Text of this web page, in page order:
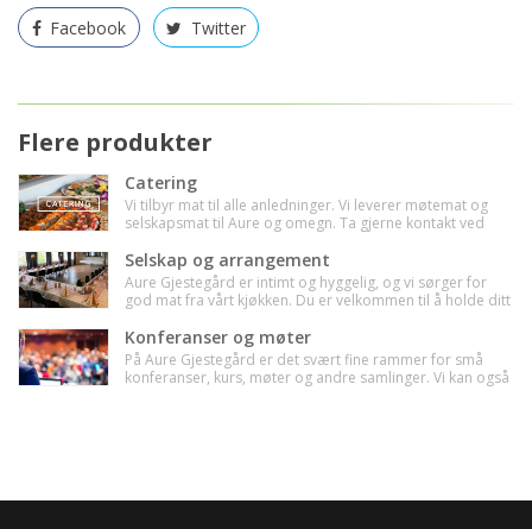
Facebook Twitter
Flere produkter
Catering
Vi tilbyr mat til alle anledninger. Vi leverer møtemat og
selskapsmat til Aure og omegn. Ta gjerne kontakt ved
Selskap og arrangement
Aure Gjestegård er intimt og hyggelig, og vi sørger for
god mat fra vårt kjøkken. Du er velkommen til å holde ditt
Konferanser og møter
På Aure Gjestegård er det svært fine rammer for små
konferanser, kurs, møter og andre samlinger. Vi kan også